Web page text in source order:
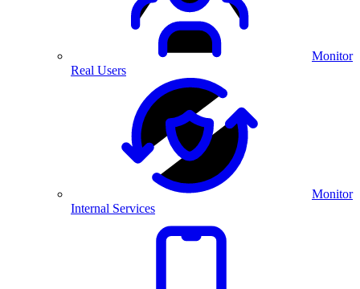
Monitor
Real Users
Monitor
Internal Services